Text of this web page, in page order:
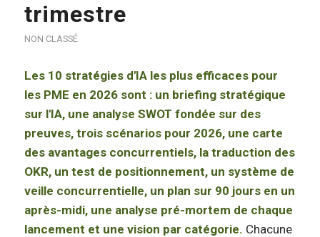
trimestre
NON CLASSÉ
Les 10 stratégies d'IA les plus efficaces pour
les PME en 2026 sont : un briefing stratégique
sur l'IA, une analyse SWOT fondée sur des
preuves, trois scénarios pour 2026, une carte
des avantages concurrentiels, la traduction des
OKR, un test de positionnement, un système de
veille concurrentielle, un plan sur 90 jours en un
après-midi, une analyse pré-mortem de chaque
lancement et une vision par catégorie. Chacune